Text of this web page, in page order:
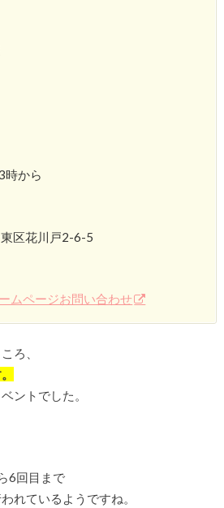
時から
区花川戸2-6-5
ムページお問い合わせ
ろ、
ントでした。
6回目まで
れているようですね。